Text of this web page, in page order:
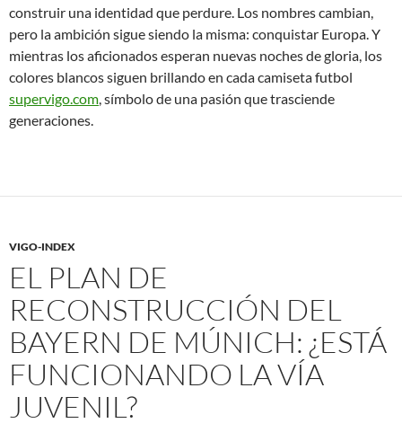
construir una identidad que perdure. Los nombres cambian,
pero la ambición sigue siendo la misma: conquistar Europa. Y
mientras los aficionados esperan nuevas noches de gloria, los
colores blancos siguen brillando en cada camiseta futbol
supervigo.com , símbolo de una pasión que trasciende
generaciones.
VIGO-INDEX
EL PLAN DE
RECONSTRUCCIÓN DEL
BAYERN DE MÚNICH: ¿ESTÁ
FUNCIONANDO LA VÍA
JUVENIL?